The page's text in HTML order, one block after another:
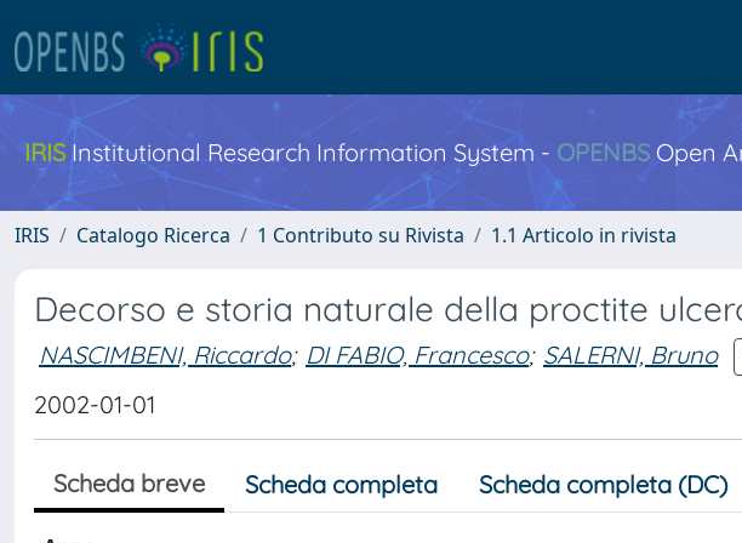
IRIS Institutional Research Information System - OPENBS Open
IRIS Catalogo Ricerca 1 Contributo su Rivista 1.1 Articolo in rivista
Decorso e storia naturale della proctite
NASCIMBENI, Riccardo; DI FABIO, Francesco; SALERNI, Bruno
2002-01-01
Scheda breve Scheda completa Scheda completa (DC)